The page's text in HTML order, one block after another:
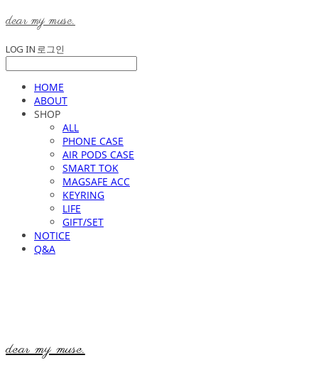
dear my muse.
LOG IN 로그인
HOME
ABOUT
SHOP
ALL
PHONE CASE
AIR PODS CASE
SMART TOK
MAGSAFE ACC
KEYRING
LIFE
GIFT/SET
NOTICE
Q&A
dear my muse.